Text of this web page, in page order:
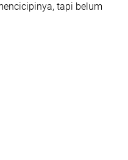
tapi belum